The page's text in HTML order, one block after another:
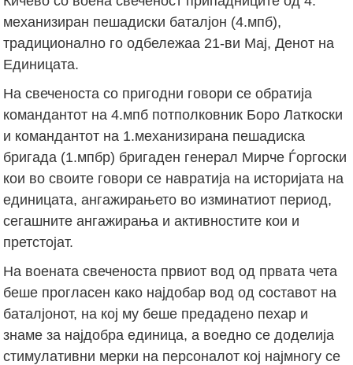
механизиран пешадиски баталјон (4.мпб),
традиционално го одбележаа 21-ви Мај, Денот на
Единицата.
На свеченоста со пригодни говори се обратија
командантот на 4.мпб потполковник Боро Латкоски
и командантот на 1.механизирана пешадиска
бригада (1.мпбр) бригаден генерал Мирче Ѓоргоски
кои во своите говори се навратија на историјата на
единицата, ангажирањето во изминатиот период,
сегашните ангажирања и активностите кои и
претстојат.
На воената свеченоста првиот вод од првата чета
беше прогласен како најдобар вод од составот на
баталјонот, на кој му беше предадено пехар и
знаме за најдобра единица, а воедно се доделија
стимулативни мерки на персоналот кој најмногу се